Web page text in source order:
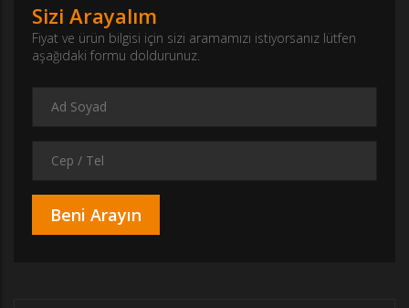
Sizi Arayalım
Fiyat ve ürün bilgisi için sizi aramamızı istiyorsanız lütfen
aşağıdaki formu doldurunuz.